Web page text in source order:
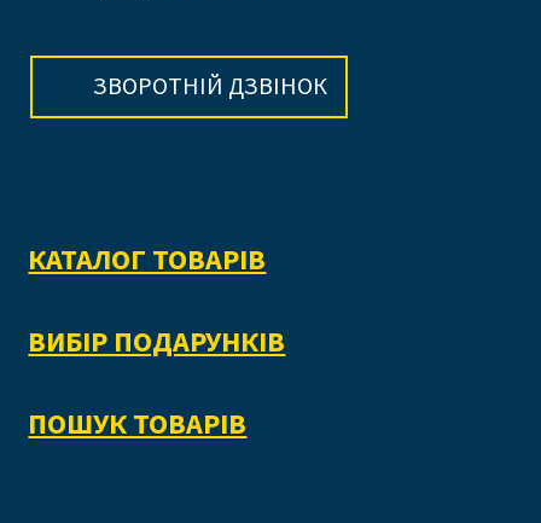
ЗВОРОТНІЙ ДЗВІНОК
КАТАЛОГ ТОВАРІВ
ВИБІР ПОДАРУНКІВ
ПОШУК ТОВАРІВ